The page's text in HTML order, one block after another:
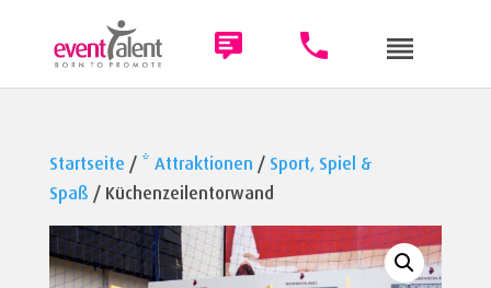
Startseite / * Attraktionen / Sport, Spiel &
Spaß / Küchenzeilentorwand